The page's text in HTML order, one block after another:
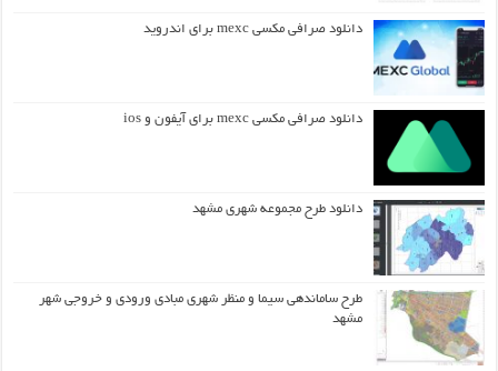
دانلود صرافی مکسی mexc برای اندروید
دانلود صرافی مکسی mexc برای آیفون و ios
دانلود طرح مجموعه شهری مشهد
طرح ساماندهی سیما و منظر شهری مبادی ورودی و خروجی شهر
مشهد